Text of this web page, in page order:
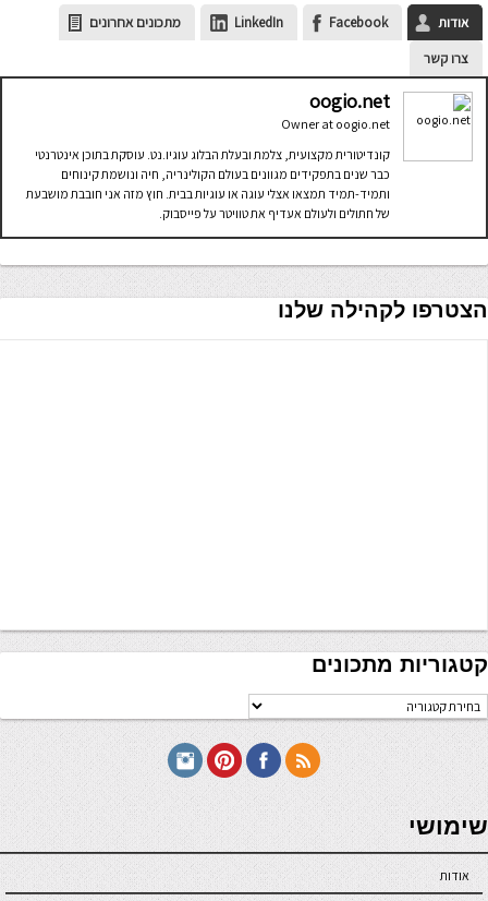
אודות Facebook
LinkedIn
מתכונים אחרונים
צרו קשר
oogio.net
Owner at oogio.net
קונדיטורית מקצועית, צלמת ובעלת הבלוג עוגיו.נט. עוסקת בתוכן אינטרנטי
כבר שנים בתפקידים מגוונים בעולם הקולינריה, חיה ונושמת קינוחים
ותמיד-תמיד תמצאו אצלי עוגה או עוגיות בבית. חוץ מזה אני חובבת מושבעת
של חתולים ולעולם אעדיף את טוויטר על פייסבוק.
הצטרפו לקהילה שלנו
קטגוריות מתכונים
קטגוריות
מתכונים
seriöse online casinos österreich
שימושי
אודות